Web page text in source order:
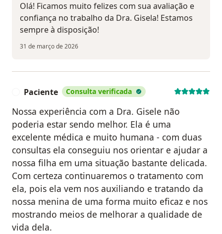
Olá! Ficamos muito felizes com sua avaliação e
confiança no trabalho da Dra. Gisela! Estamos
sempre à disposição!
31 de março de 2026
Paciente Consulta verificada
Nossa experiência com a Dra. Gisele não
poderia estar sendo melhor. Ela é uma
excelente médica e muito humana - com duas
consultas ela conseguiu nos orientar e ajudar a
nossa filha em uma situação bastante delicada.
Com certeza continuaremos o tratamento com
ela, pois ela vem nos auxiliando e tratando da
nossa menina de uma forma muito eficaz e nos
mostrando meios de melhorar a qualidade de
vida dela.